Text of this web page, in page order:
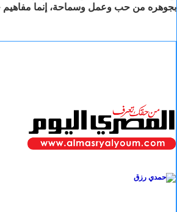
بجوهره من حب وعمل وسماحة، إنما